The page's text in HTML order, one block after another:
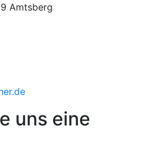
Amtsberg
uns eine